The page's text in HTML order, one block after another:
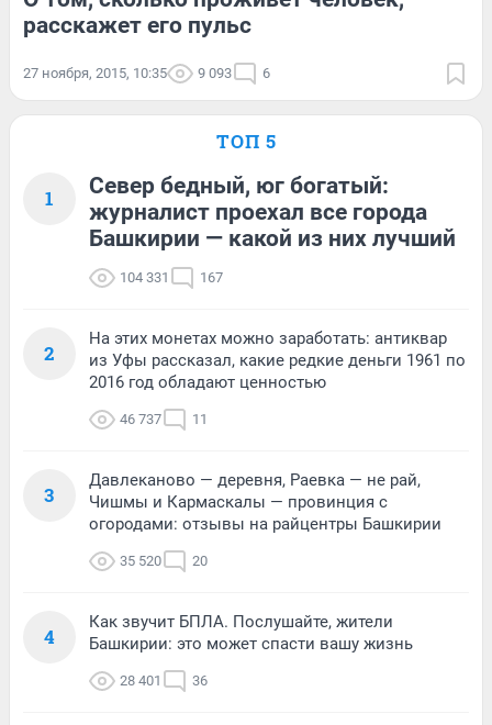
расскажет его пульс
27 ноября, 2015, 10:35 9 093 6
ТОП 5
1
Север бедный, юг богатый:
журналист проехал все города
Башкирии — какой из них лучший
104 331 167
2
На этих монетах можно заработать: антиквар
из Уфы рассказал, какие редкие деньги 1961 по
2016 год обладают ценностью
46 737 11
3
Давлеканово — деревня, Раевка — не рай,
Чишмы и Кармаскалы — провинция с
огородами: отзывы на райцентры Башкирии
35 520 20
4
Как звучит БПЛА. Послушайте, жители
Башкирии: это может спасти вашу жизнь
28 401 36